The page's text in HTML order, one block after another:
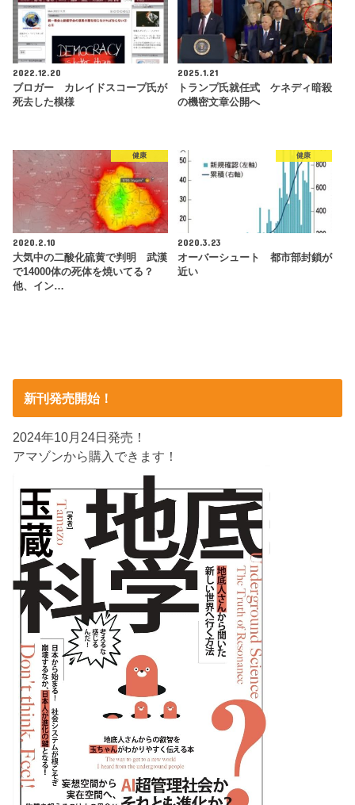
2022.12.20
ブロガー カレイドスコープ氏が
死去した模様
2025.1.21
トランプ氏就任式 ケネディ暗殺
の機密文章公開へ
健康
2020.2.10
大気中の二酸化硫黄で判明 武漢
で14000体の死体を焼いてる？
他、イン…
健康
2020.3.23
オーバーシュート 都市部封鎖が
近い
新刊発売開始！
2024年10月24日発売！
アマゾンから購入できます！